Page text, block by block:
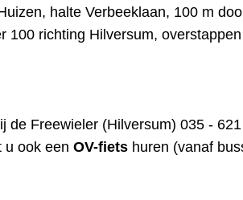
halte Verbeeklaan, 100 m
100 richting Hilversum,
de Freewieler (Hilversum) 035 -
u ook een OV-fiets huren (vanaf